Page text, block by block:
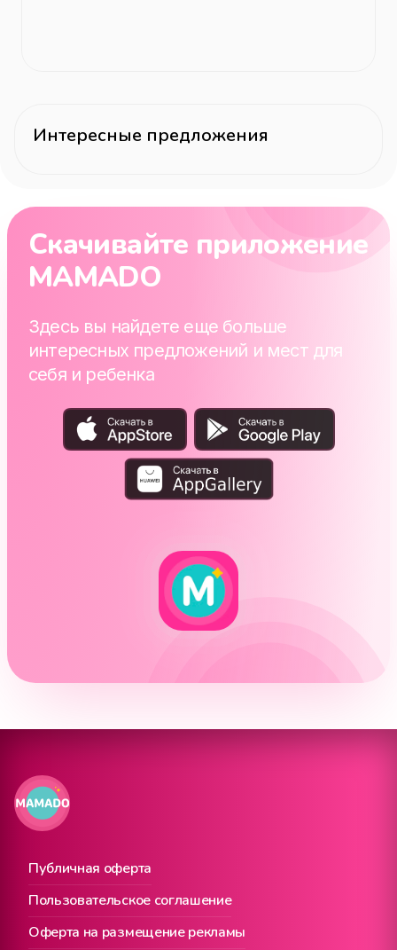
Интересные предложения
Скачивайте приложение
MAMADO
Здесь вы найдете еще больше
интересных предложений и мест для
себя и ребенка
Публичная оферта
Пользовательское соглашение
Оферта на размещение рекламы